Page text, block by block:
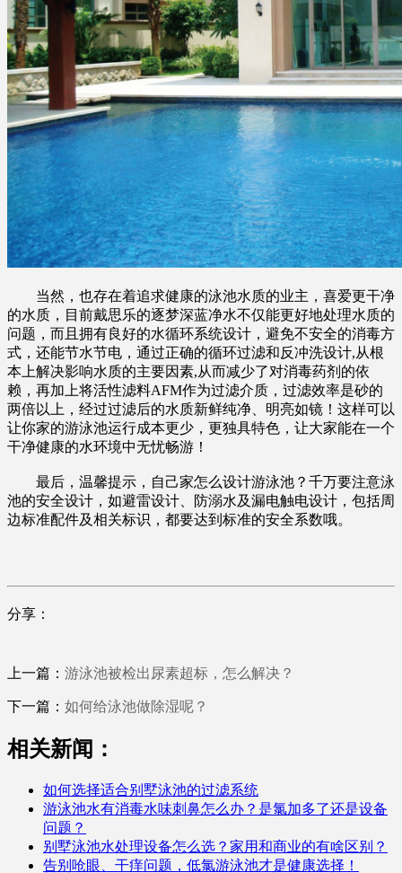
当然，也存在着追求健康的泳池水质的业主，喜爱更干净
的水质，目前戴思乐的逐梦深蓝净水不仅能更好地处理水质的
问题，而且拥有良好的水循环系统设计，避免不安全的消毒方
式，还能节水节电，通过正确的循环过滤和反冲洗设计,从根
本上解决影响水质的主要因素,从而减少了对消毒药剂的依
赖，再加上将活性滤料AFM作为过滤介质，过滤效率是砂的
两倍以上，经过过滤后的水质新鲜纯净、明亮如镜！这样可以
让你家的游泳池运行成本更少，更独具特色，让大家能在一个
干净健康的水环境中无忧畅游！
最后，温馨提示，自己家怎么设计游泳池？千万要注意泳
池的安全设计，如避雷设计、防溺水及漏电触电设计，包括周
边标准配件及相关标识，都要达到标准的安全系数哦。
分享：
上一篇： 游泳池被检出尿素超标，怎么解决？
下一篇： 如何给泳池做除湿呢？
相关新闻：
如何选择适合别墅泳池的过滤系统
游泳池水有消毒水味刺鼻怎么办？是氯加多了还是设备
问题？
别墅泳池水处理设备怎么选？家用和商业的有啥区别？
告别呛眼、干痒问题，低氯游泳池才是健康选择！